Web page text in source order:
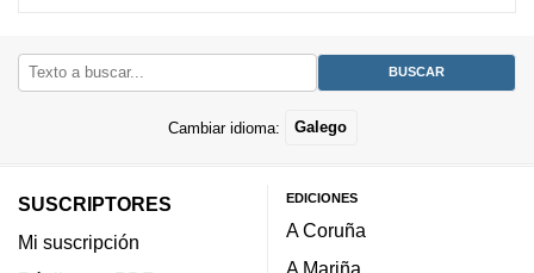
Cambiar idioma: Galego
SUSCRIPTORES
Mi suscripción
EDICIONES
A Coruña
A Mariña